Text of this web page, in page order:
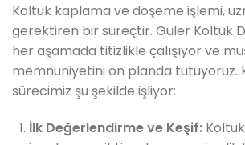
Koltuk kaplama ve döşeme işlemi,
gerektiren bir süreçtir. Güler Koltuk
her aşamada titizlikle çalışıyor ve
memnuniyetini ön planda tutuyoruz.
sürecimiz şu şekilde işliyor:
İlk Değerlendirme ve Keşif: